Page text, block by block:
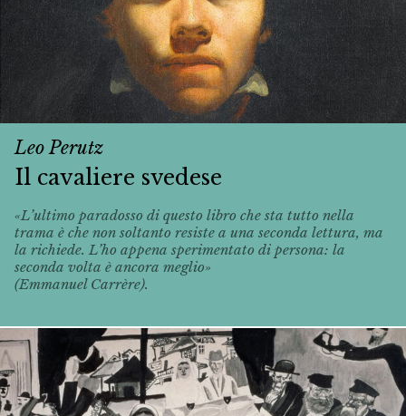
Leo Perutz
Il cavaliere svedese
«L’ultimo paradosso di questo libro che sta tutto nella
trama è che non soltanto resiste a una seconda lettura, ma
la richiede. L’ho appena sperimentato di persona: la
seconda volta è ancora meglio»
(Emmanuel Carrère).